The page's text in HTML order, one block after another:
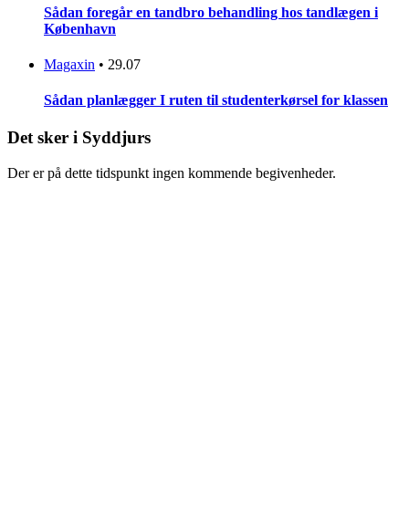
Sådan foregår en tandbro behandling hos tandlægen i
København
Magaxin • 29.07
Sådan planlægger I ruten til studenterkørsel for klassen
Det sker i Syddjurs
Der er på dette tidspunkt ingen kommende begivenheder.